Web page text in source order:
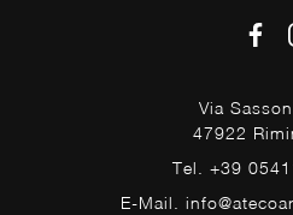
Via
47922
Tel. +39
E-Mail.